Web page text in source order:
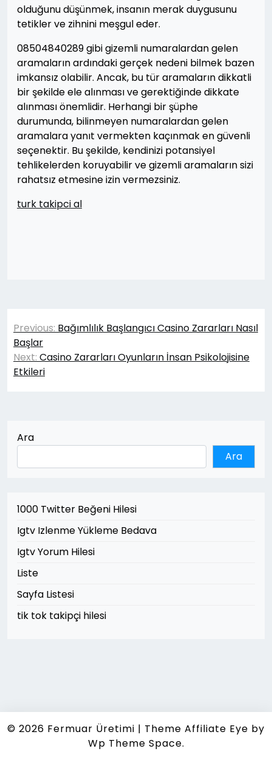
olduğunu düşünmek, insanın merak duygusunu
tetikler ve zihnini meşgul eder.
08504840289 gibi gizemli numaralardan gelen
aramaların ardındaki gerçek nedeni bilmek bazen
imkansız olabilir. Ancak, bu tür aramaların dikkatli
bir şekilde ele alınması ve gerektiğinde dikkate
alınması önemlidir. Herhangi bir şüphe
durumunda, bilinmeyen numaralardan gelen
aramalara yanıt vermekten kaçınmak en güvenli
seçenektir. Bu şekilde, kendinizi potansiyel
tehlikelerden koruyabilir ve gizemli aramaların sizi
rahatsız etmesine izin vermezsiniz.
turk takipci al
Yazı
gezinmesi
Previous: Bağımlılık Başlangıcı Casino Zararları Nasıl
Başlar
Next: Casino Zararları Oyunların İnsan Psikolojisine
Etkileri
Ara
Ara
1000 Twitter Beğeni Hilesi
Igtv Izlenme Yükleme Bedava
Igtv Yorum Hilesi
Liste
Sayfa Listesi
tik tok takipçi hilesi
© 2026 Fermuar Üretimi | Theme Affiliate Eye by
Wp Theme Space.